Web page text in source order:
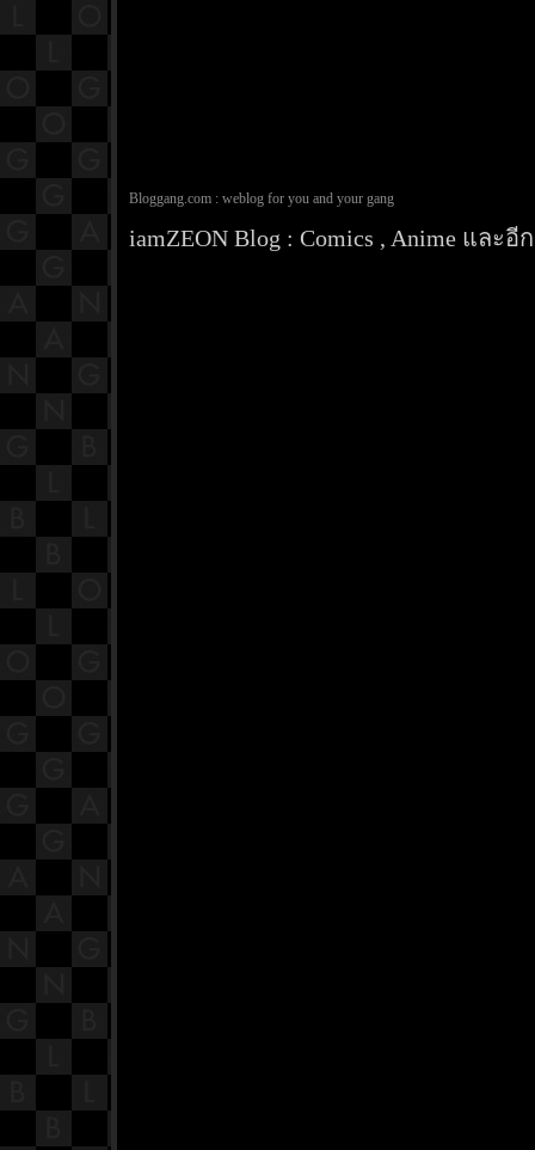
Bloggang.com : weblog for you and your gang
iamZEON Blog : Comics , Anime และอี